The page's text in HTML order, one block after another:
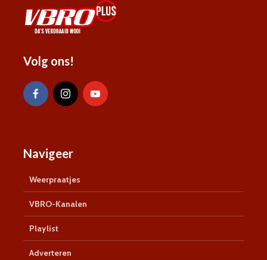
Volg ons!
Navigeer
Weerpraatjes
VBRO-Kanalen
Playlist
Adverteren